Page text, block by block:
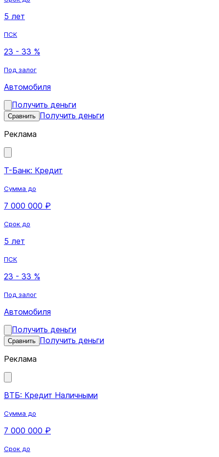
5 лет
ПСК
23 - 33 %
Под залог
Автомобиля
Получить деньги
Сравнить Получить деньги
Реклама
Т-Банк: Кредит
Сумма до
7 000 000 ₽
Срок до
5 лет
ПСК
23 - 33 %
Под залог
Автомобиля
Получить деньги
Сравнить Получить деньги
Реклама
ВТБ: Кредит Наличными
Сумма до
7 000 000 ₽
Срок до